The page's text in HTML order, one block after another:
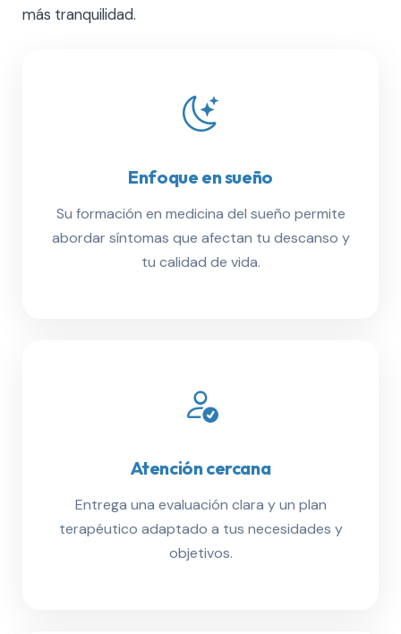
más tranquilidad.
Enfoque en sueño
Su formación en medicina del sueño permite
abordar síntomas que afectan tu descanso y
tu calidad de vida.
Atención cercana
Entrega una evaluación clara y un plan
terapéutico adaptado a tus necesidades y
objetivos.